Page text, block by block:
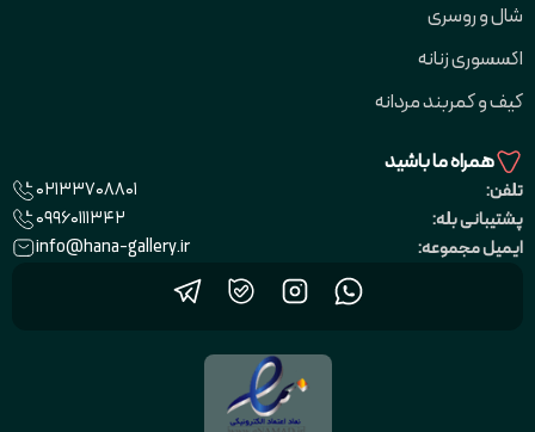
شال و روسری
اکسسوری زنانه
کیف و کمربند مردانه
همراه ما باشید
تلفن:
02133708801
پشتیبانی بله:
09960111342
ایمیل مجموعه:
info@hana-gallery.ir